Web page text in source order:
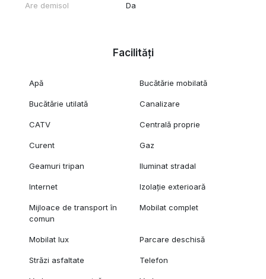
Are demisol Da
Facilități
Apă Bucătărie mobilată
Bucătărie utilată Canalizare
CATV Centrală proprie
Curent Gaz
Geamuri tripan Iluminat stradal
Internet Izolație exterioară
Mijloace de transport în
comun
Mobilat complet
Mobilat lux Parcare deschisă
Străzi asfaltate Telefon